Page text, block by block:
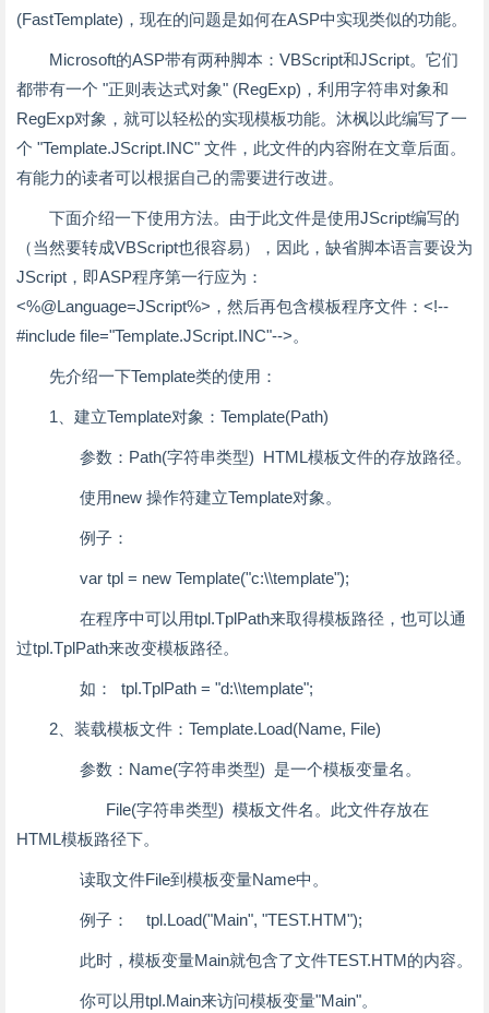
(FastTemplate)，现在的问题是如何在ASP中实现类似的功能。
Microsoft的ASP带有两种脚本：VBScript和JScript。它们
都带有一个 "正则表达式对象" (RegExp)，利用字符串对象和
RegExp对象，就可以轻松的实现模板功能。沐枫以此编写了一
个 "Template.JScript.INC" 文件，此文件的内容附在文章后面。
有能力的读者可以根据自己的需要进行改进。
下面介绍一下使用方法。由于此文件是使用JScript编写的
（当然要转成VBScript也很容易），因此，缺省脚本语言要设为
JScript，即ASP程序第一行应为：
<%@Language=JScript%>，然后再包含模板程序文件：<!--
#include file="Template.JScript.INC"-->。
先介绍一下Template类的使用：
1、建立Template对象：Template(Path)
参数：Path(字符串类型) HTML模板文件的存放路径。
使用new 操作符建立Template对象。
例子：
var tpl = new Template("c:\\template");
在程序中可以用tpl.TplPath来取得模板路径，也可以通
过tpl.TplPath来改变模板路径。
如： tpl.TplPath = "d:\\template";
2、装载模板文件：Template.Load(Name, File)
参数：Name(字符串类型) 是一个模板变量名。
File(字符串类型) 模板文件名。此文件存放在
HTML模板路径下。
读取文件File到模板变量Name中。
例子： tpl.Load("Main", "TEST.HTM");
此时，模板变量Main就包含了文件TEST.HTM的内容。
你可以用tpl.Main来访问模板变量"Main"。